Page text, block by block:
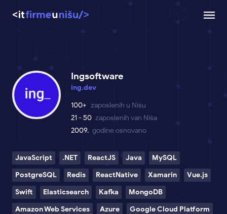
Ingsoftware
ing.dev
100+ zaposlenih u Nišu
21 - 50 zaposlenih van Niša
2009. godine osnovano
JavaScript .NET ReactJS Java
MySQL
PostgreSQL
Redis ReactNative Xamarin
Vue.js
Swift
Elasticsearch Kafka
MongoDB
Amazon Web Services
Azure
Google Cloud Platform